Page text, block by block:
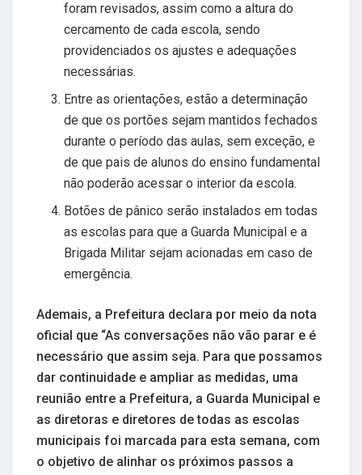
foram revisados, assim como a altura do
cercamento de cada escola, sendo
providenciados os ajustes e adequações
necessárias.
Entre as orientações, estão a determinação
de que os portões sejam mantidos fechados
durante o período das aulas, sem exceção, e
de que pais de alunos do ensino fundamental
não poderão acessar o interior da escola.
Botões de pânico serão instalados em todas
as escolas para que a Guarda Municipal e a
Brigada Militar sejam acionadas em caso de
emergência.
Ademais, a Prefeitura declara por meio da nota
oficial que “As conversações não vão parar e é
necessário que assim seja. Para que possamos
dar continuidade e ampliar as medidas, uma
reunião entre a Prefeitura, a Guarda Municipal e
as diretoras e diretores de todas as escolas
municipais foi marcada para esta semana, com
o objetivo de alinhar os próximos passos a